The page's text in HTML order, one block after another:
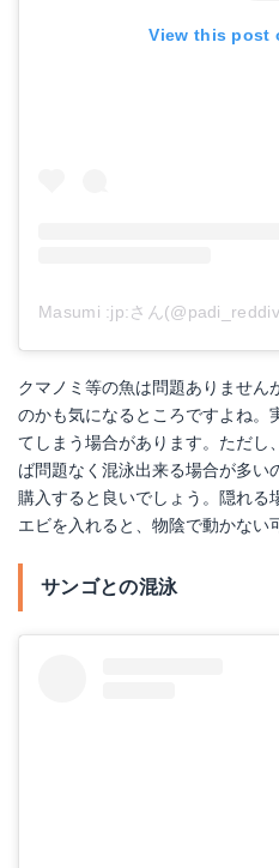
View this post
Masumi :jp:さん
クマノミ等の魚は問題ありません
のかも気になるところですよね。
てしまう場合があります。ただし
ば問題なく混泳出来る場合が多い
購入すると良いでしょう。隠れる
エビを入れると、物陰で動かない
サンゴとの混泳